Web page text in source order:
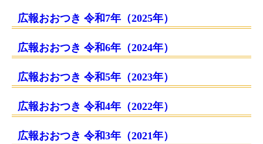
広報おおつき 令和7年（2025年）
広報おおつき 令和6年（2024年）
広報おおつき 令和5年（2023年）
広報おおつき 令和4年（2022年）
広報おおつき 令和3年（2021年）